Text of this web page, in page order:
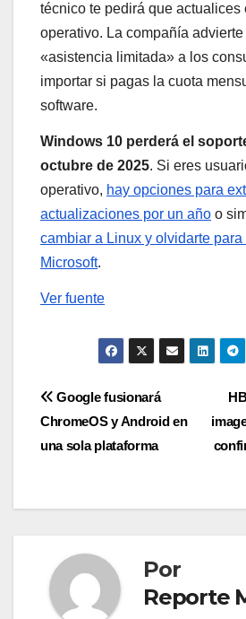
técnico te pedirá que actualices
operativo. La compañía advierte
«asistencia limitada» a los
importar si pagas la cuota
software.
Windows 10 perderá el
octubre de 2025. Si eres
operativo, hay opciones para
actualizaciones por un año o
cambiar a Linux y olvidarte
Microsoft.
Ver fuente
Navegación
de
Google fusionará
ChromeOS y Android en
una sola plataforma
Por
Reporte